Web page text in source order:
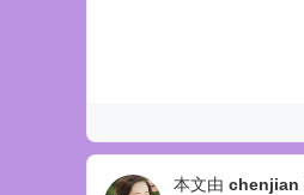
本文由 chenjian